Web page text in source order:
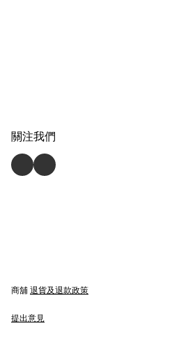
關注我們
商舖 退貨及退款政策
提出意見